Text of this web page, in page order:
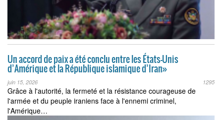
Un accord de paix a été conclu entre les États-Unis
d’Amérique et la République islamique d’Iran»
juin 15, 2026 1295
Grâce à l'autorité, la fermeté et la résistance courageuse de
l'armée et du peuple iraniens face à l'ennemi criminel,
l'Amérique…